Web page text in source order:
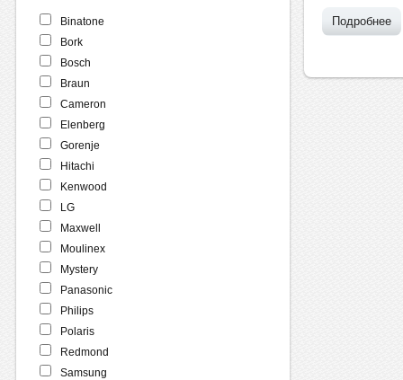
Binatone
Bork
Bosch
Braun
Cameron
Elenberg
Gorenje
Hitachi
Kenwood
LG
Maxwell
Moulinex
Mystery
Panasonic
Philips
Polaris
Redmond
Samsung
Подробнее